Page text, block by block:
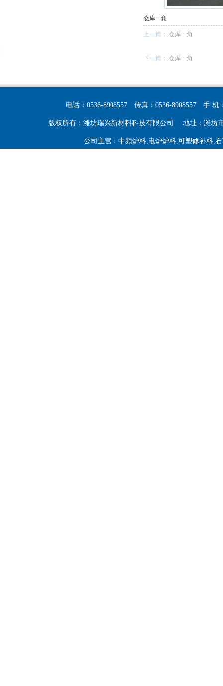
仓库一角
上一篇： 仓库一角
下一篇： 仓库一角
电话：0536-8908557 传真：0536-8908557 手 机
版权所有：潍坊瑞兴新材料科技有限公司 地址：潍坊
公司主营：中频炉料,电炉炉料,可塑修补料,